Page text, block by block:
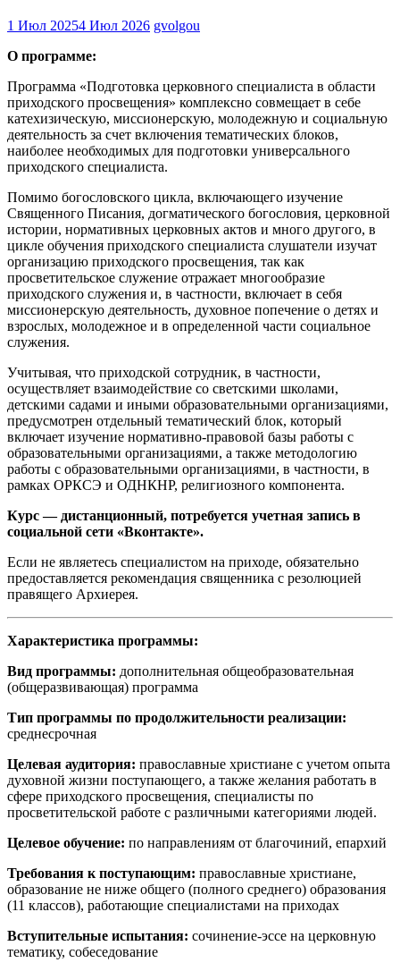
1 Июл 20254 Июл 2026 gvolgou
О программе:
Программа «Подготовка церковного специалиста в области
приходского просвещения» комплексно совмещает в себе
катехизическую, миссионерскую, молодежную и социальную
деятельность за счет включения тематических блоков,
наиболее необходимых для подготовки универсального
приходского специалиста.
Помимо богословского цикла, включающего изучение
Священного Писания, догматического богословия, церковной
истории, нормативных церковных актов и много другого, в
цикле обучения приходского специалиста слушатели изучат
организацию приходского просвещения, так как
просветительское служение отражает многообразие
приходского служения и, в частности, включает в себя
миссионерскую деятельность, духовное попечение о детях и
взрослых, молодежное и в определенной части социальное
служения.
Учитывая, что приходской сотрудник, в частности,
осуществляет взаимодействие со светскими школами,
детскими садами и иными образовательными организациями,
предусмотрен отдельный тематический блок, который
включает изучение нормативно-правовой базы работы с
образовательными организациями, а также методологию
работы с образовательными организациями, в частности, в
рамках ОРКСЭ и ОДНКНР, религиозного компонента.
Курс — дистанционный, потребуется учетная запись в
социальной сети «Вконтакте».
Если не являетесь специалистом на приходе, обязательно
предоставляется рекомендация священника с резолюцией
правящего Архиерея.
Характеристика программы:
Вид программы: дополнительная общеобразовательная
(общеразвивающая) программа
Тип программы по продолжительности реализации:
среднесрочная
Целевая аудитория: православные христиане с учетом опыта
духовной жизни поступающего, а также желания работать в
сфере приходского просвещения, специалисты по
просветительской работе с различными категориями людей.
Целевое обучение: по направлениям от благочиний, епархий
Требования к поступающим: православные христиане,
образование не ниже общего (полного среднего) образования
(11 классов), работающие специалистами на приходах
Вступительные испытания: сочинение-эссе на церковную
тематику, собеседование